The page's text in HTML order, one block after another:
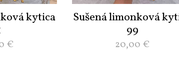
kytica
€
Sušená limonková
99
20,00 €